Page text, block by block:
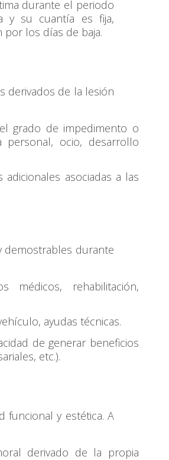
durante el periodo
y su cuantía es fija,
por los días de baja.
derivados de la lesión
grado de impedimento o
personal, ocio, desarrollo
asociadas a las
demostrables durante
médicos, rehabilitación,
ayudas técnicas.
de generar beneficios
etc.).
funcional y estética. A
derivado de la propia